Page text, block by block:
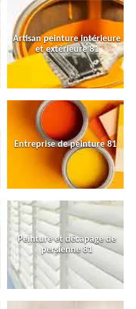
Artisan peinture intérieure
et extérieure 81
Entreprise de peinture 81
Peinture et décapage de
persienne 81